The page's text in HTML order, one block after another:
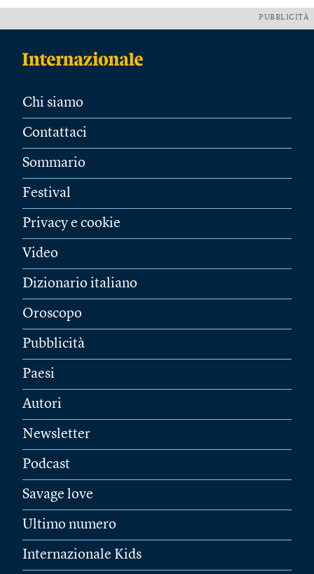
PUBBLICITÀ
Chi siamo
Contattaci
Sommario
Festival
Privacy e cookie
Video
Dizionario italiano
Oroscopo
Pubblicità
Paesi
Autori
Newsletter
Podcast
Savage love
Ultimo numero
Internazionale Kids